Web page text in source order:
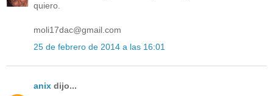
quiero.
moli17dac@gmail.com
25 de febrero de 2014 a las 16:01
anix dijo...